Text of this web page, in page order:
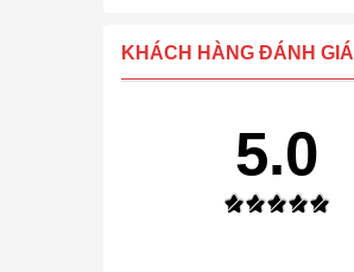
KHÁCH HÀNG ĐÁNH GIÁ
5.0